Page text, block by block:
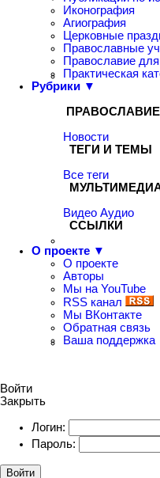
Иконография
Агиография
Церковные
Православные
Православие
Практическая
Рубрики ▼
Новости
ТЕГИ И ТЕМЫ
Все теги
Видео Аудио
ССЫЛКИ
О проекте ▼
О проекте
Авторы
Мы на YouTube
RSS канал
Мы ВКонтакте
Обратная связь
Ваша поддержка
Войти
Закрыть
Логин:
Пароль:
Войти